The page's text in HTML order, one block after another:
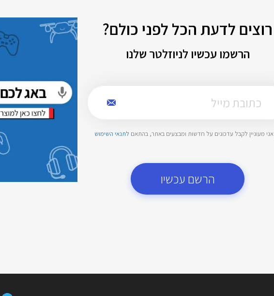
רוצים לדעת הכל לפני כולם?
הרשמו עכשיו לניוזלטר שלנו
אני מעוניין לקבל עדכונים על חדשות ומבצעים באתר, בהתאם לתנאי השימוש
הרשם עכשיו